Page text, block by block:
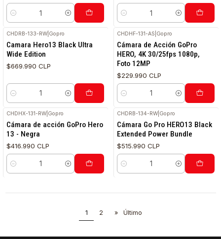
Cantidad Cantidad
CHDRB-133-RW Gopro
Camara Hero13 Black Ultra
Wide Edition
$669.990 CLP
Cantidad
CHDHF-131-AS Gopro
Cámara de Acción GoPro
HERO, 4K 30/25fps 1080p,
Foto 12MP
$229.990 CLP
Cantidad
CHDHX-131-RW Gopro
Cámara de acción GoPro Hero
13 - Negra
$416.990 CLP
Cantidad
CHDRB-134-RW Gopro
Cámara Go Pro HERO13 Black
Extended Power Bundle
$515.990 CLP
Cantidad
1 2 » Último